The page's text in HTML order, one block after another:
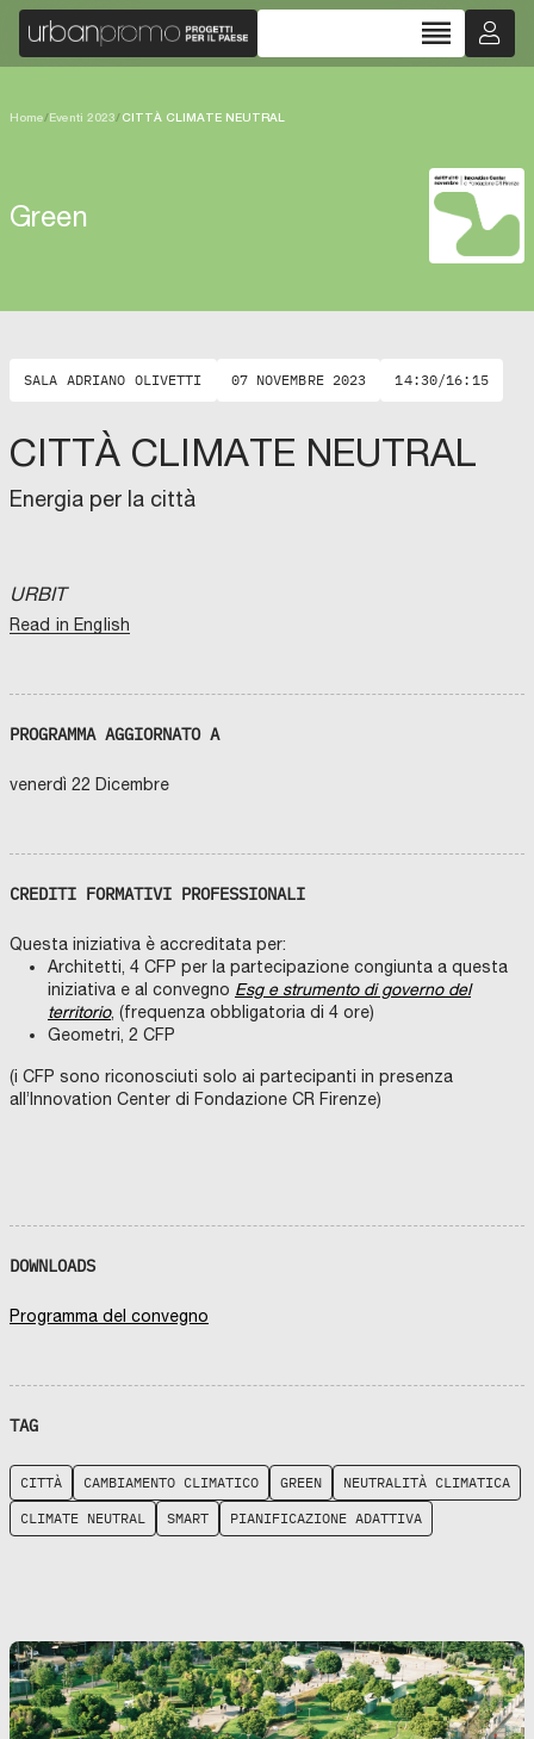
reorder
Home/Eventi 2023/CITTÀ CLIMATE NEUTRAL
Green
SALA ADRIANO OLIVETTI 07 NOVEMBRE 2023 14:30/16:15
CITTÀ CLIMATE NEUTRAL
Energia per la città
URBIT
Read in English
PROGRAMMA AGGIORNATO A
venerdì 22 Dicembre
CREDITI FORMATIVI PROFESSIONALI
Questa iniziativa è accreditata per:
Architetti, 4 CFP per la partecipazione congiunta a questa
iniziativa e al convegno Esg e strumento di governo del
territorio, (frequenza obbligatoria di 4 ore)
Geometri, 2 CFP
(i CFP sono riconosciuti solo ai partecipanti in presenza
all’Innovation Center di Fondazione CR Firenze)
DOWNLOADS
Programma del convegno
TAG
CITTÀ CAMBIAMENTO CLIMATICO GREEN
NEUTRALITÀ CLIMATICA
CLIMATE NEUTRAL
SMART PIANIFICAZIONE ADATTIVA